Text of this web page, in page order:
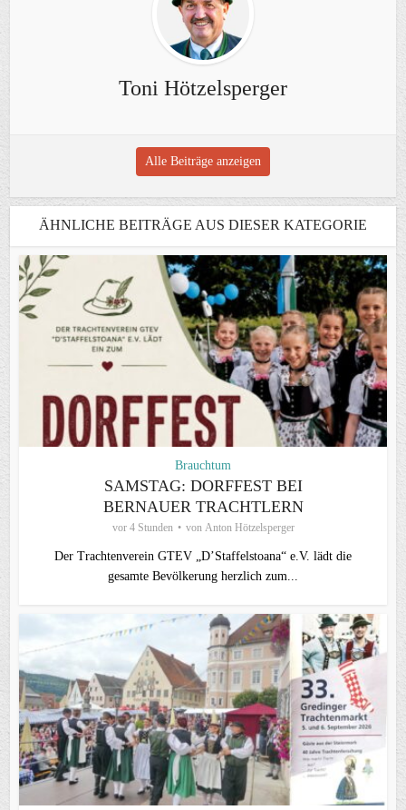
Toni Hötzelsperger
Alle Beiträge anzeigen
ÄHNLICHE BEITRÄGE AUS DIESER KATEGORIE
Brauchtum
SAMSTAG: DORFFEST BEI
BERNAUER TRACHTLERN
vor 4 Stunden von Anton Hötzelsperger
Der Trachtenverein GTEV „D’Staffelstoana“ e.V. lädt die
gesamte Bevölkerung herzlich zum...